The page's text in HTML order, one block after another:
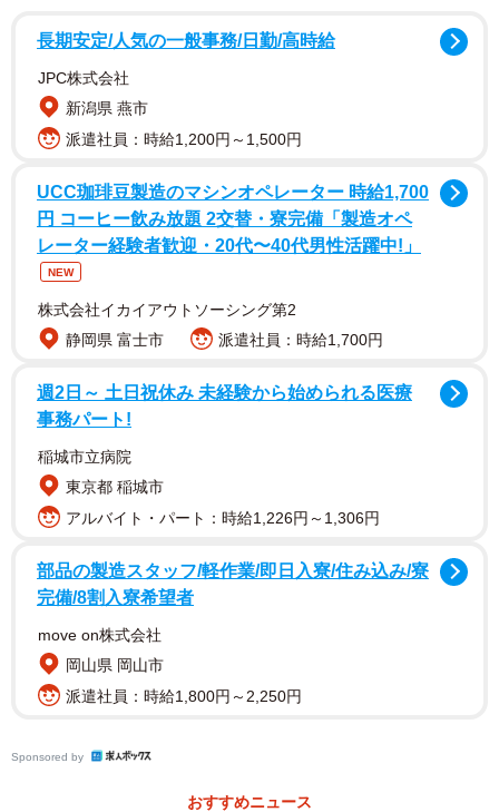
無重力猫ミルコのお家（@ccchisa76）さんは、くうちゃん
「【家猫生活146日目】くう、香箱座りの隙間に指入れた
ら…7秒後、スイッチ入った！！」
長期安定/人気の一般事務/日勤/高時給
JPC株式会社
新潟県 燕市
派遣社員：時給1,200円～1,500円
UCC珈琲豆製造のマシンオペレーター 時給1,700
円 コーヒー飲み放題 2交替・寮完備「製造オペ
レーター経験者歓迎・20代〜40代男性活躍中!」
NEW
株式会社イカイアウトソーシング第2
静岡県 富士市
派遣社員：時給1,700円
週2日～ 土日祝休み 未経験から始められる医療
事務パート!
稲城市立病院
東京都 稲城市
アルバイト・パート：時給1,226円～1,306円
部品の製造スタッフ/軽作業/即日入寮/住み込み/寮
完備/8割入寮希望者
move on株式会社
岡山県 岡山市
派遣社員：時給1,800円～2,250円
Sponsored by
おすすめニュース